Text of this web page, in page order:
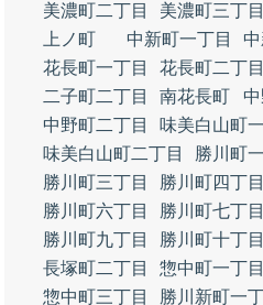
美濃町二丁目
美濃町三丁目
上ノ町
中新町一丁目
花長町一丁目
花長町二丁目
二子町二丁目
南花長町
中野町二丁目
味美白山町
味美白山町二丁目
勝川町
勝川町三丁目
勝川町四丁目
勝川町六丁目
勝川町七丁目
勝川町九丁目
勝川町十丁目
長塚町二丁目
惣中町一丁目
惣中町三丁目
勝川新町一